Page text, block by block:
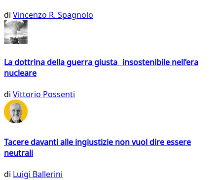
di Vincenzo R. Spagnolo
La dottrina della guerra giusta insostenibile nell’era
nucleare
di Vittorio Possenti
Tacere davanti alle ingiustizie non vuol dire essere
neutrali
di Luigi Ballerini